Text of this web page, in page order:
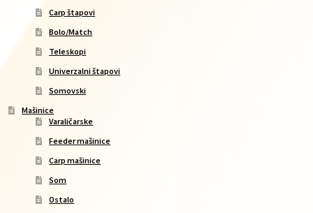
Carp štapovi
Bolo/Match
Teleskopi
Univerzalni štapovi
Somovski
Mašinice
Varaličarske
Feeder mašinice
Carp mašinice
Som
Ostalo